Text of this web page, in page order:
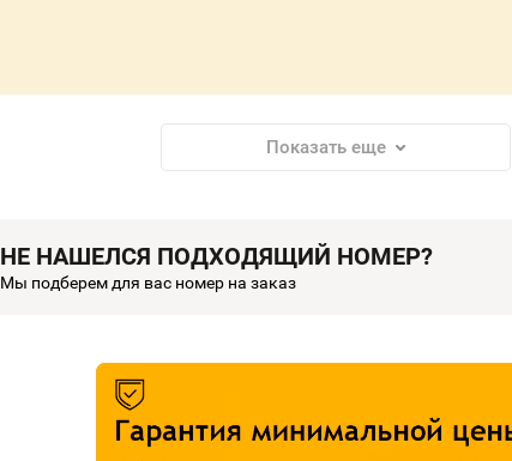
Показать еще
НЕ НАШЕЛСЯ ПОДХОДЯЩИЙ НОМЕР?
Мы подберем для вас номер на заказ